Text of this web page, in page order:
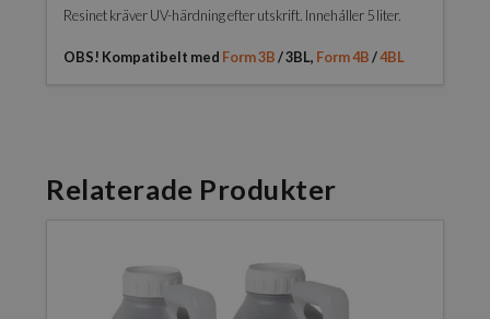
Resinet kräver UV-härdning efter utskrift. Innehåller 5 liter.
OBS! Kompatibelt med Form 3B/ 3BL, Form 4B/4BL
Relaterade Produkter